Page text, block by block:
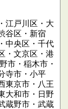
江戸川区・大
谷区・新宿
中央区・千代
・文京区・港
市・稲木市・
寺市・小平
東京市・八王
大和市・日野
蔵野市・武蔵